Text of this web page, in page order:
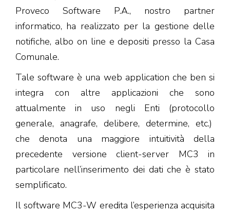
Proveco Software P.A., nostro partner
informatico, ha realizzato per la gestione delle
notifiche, albo on line e depositi presso la Casa
Comunale.
Tale software è una web application che ben si
integra con altre applicazioni che sono
attualmente in uso negli Enti (protocollo
generale, anagrafe, delibere, determine, etc.)
che denota una maggiore intuitività della
precedente versione client-server MC3 in
particolare nell’inserimento dei dati che è stato
semplificato.
Il software MC3-W eredita l’esperienza acquisita